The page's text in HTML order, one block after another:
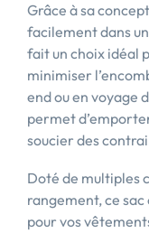
Grâce à sa
facilement dans
fait un choix idéal
minimiser
end ou en voyage
permet
soucier des
Doté de multiples
rangement, ce
pour vos